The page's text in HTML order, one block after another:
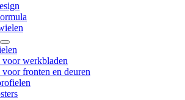
voor werkbladen
fronten en deuren